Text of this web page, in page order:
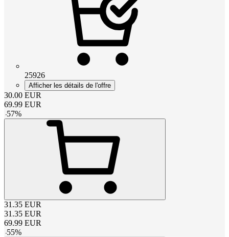
25926
Afficher les détails de l'offre
30.00 EUR
69.99 EUR
-57%
31.35 EUR
31.35 EUR
69.99 EUR
-55%